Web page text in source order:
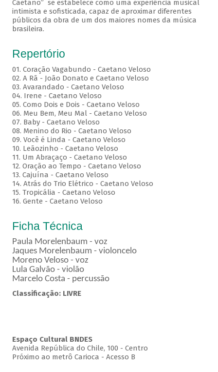
Caetano” se estabelece como uma experiência musical
intimista e sofisticada, capaz de aproximar diferentes
públicos da obra de um dos maiores nomes da música
brasileira.
Repertório
01. Coração Vagabundo - Caetano Veloso
02. A Rã - João Donato e Caetano Veloso
03. Avarandado - Caetano Veloso
04. Irene - Caetano Veloso
05. Como Dois e Dois - Caetano Veloso
06. Meu Bem, Meu Mal - Caetano Veloso
07. Baby - Caetano Veloso
08. Menino do Rio - Caetano Veloso
09. Você é Linda - Caetano Veloso
10. Leãozinho - Caetano Veloso
11. Um Abraçaço - Caetano Veloso
12. Oração ao Tempo - Caetano Veloso
13. Cajuína - Caetano Veloso
14. Atrás do Trio Elétrico - Caetano Veloso
15. Tropicália - Caetano Veloso
16. Gente - Caetano Veloso
Ficha Técnica
Paula Morelenbaum - voz
Jaques Morelenbaum - violoncelo
Moreno Veloso - voz
Lula Galvão - violão
Marcelo Costa - percussão
Classificação: LIVRE
Espaço Cultural BNDES
Avenida República do Chile, 100 - Centro
Próximo ao metrô Carioca - Acesso B